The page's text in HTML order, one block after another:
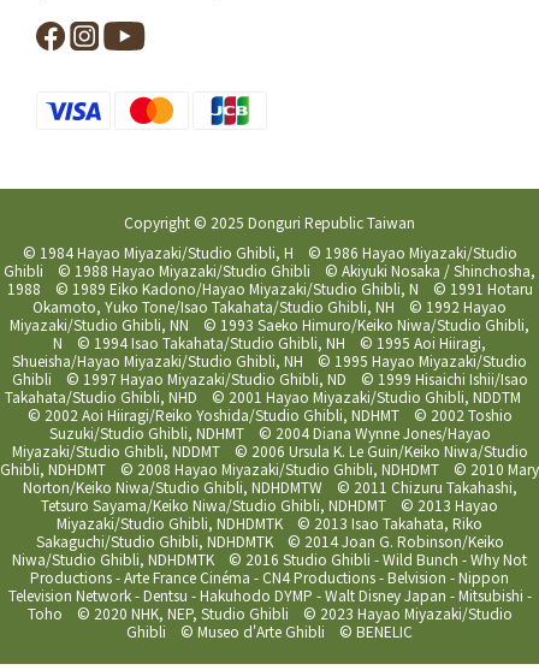
Copyright © 2025 Donguri Republic Taiwan
© 1984 Hayao Miyazaki/Studio Ghibli, H © 1986 Hayao Miyazaki/Studio
Ghibli © 1988 Hayao Miyazaki/Studio Ghibli © Akiyuki Nosaka / Shinchosha,
1988 © 1989 Eiko Kadono/Hayao Miyazaki/Studio Ghibli, N © 1991 Hotaru
Okamoto, Yuko Tone/Isao Takahata/Studio Ghibli, NH © 1992 Hayao
Miyazaki/Studio Ghibli, NN © 1993 Saeko Himuro/Keiko Niwa/Studio Ghibli,
N © 1994 Isao Takahata/Studio Ghibli, NH © 1995 Aoi Hiiragi,
Shueisha/Hayao Miyazaki/Studio Ghibli, NH © 1995 Hayao Miyazaki/Studio
Ghibli © 1997 Hayao Miyazaki/Studio Ghibli, ND © 1999 Hisaichi Ishii/Isao
Takahata/Studio Ghibli, NHD © 2001 Hayao Miyazaki/Studio Ghibli, NDDTM
© 2002 Aoi Hiiragi/Reiko Yoshida/Studio Ghibli, NDHMT © 2002 Toshio
Suzuki/Studio Ghibli, NDHMT © 2004 Diana Wynne Jones/Hayao
Miyazaki/Studio Ghibli, NDDMT © 2006 Ursula K. Le Guin/Keiko Niwa/Studio
Ghibli, NDHDMT © 2008 Hayao Miyazaki/Studio Ghibli, NDHDMT © 2010 Mary
Norton/Keiko Niwa/Studio Ghibli, NDHDMTW © 2011 Chizuru Takahashi,
Tetsuro Sayama/Keiko Niwa/Studio Ghibli, NDHDMT © 2013 Hayao
Miyazaki/Studio Ghibli, NDHDMTK © 2013 Isao Takahata, Riko
Sakaguchi/Studio Ghibli, NDHDMTK © 2014 Joan G. Robinson/Keiko
Niwa/Studio Ghibli, NDHDMTK © 2016 Studio Ghibli - Wild Bunch - Why Not
Productions - Arte France Cinéma - CN4 Productions - Belvision - Nippon
Television Network - Dentsu - Hakuhodo DYMP - Walt Disney Japan - Mitsubishi -
Toho © 2020 NHK, NEP, Studio Ghibli © 2023 Hayao Miyazaki/Studio
Ghibli © Museo d'Arte Ghibli © BENELIC